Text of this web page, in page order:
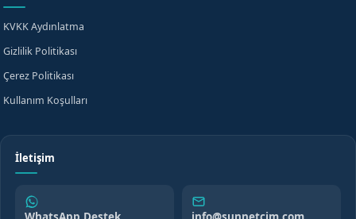
KVKK Aydınlatma
Gizlilik Politikası
Çerez Politikası
Kullanım Koşulları
İletişim